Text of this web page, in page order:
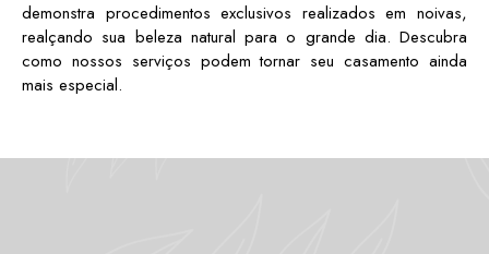
demonstra procedimentos exclusivos realizados em noivas,
realçando sua beleza natural para o grande dia. Descubra
como nossos serviços podem tornar seu casamento ainda
mais especial.